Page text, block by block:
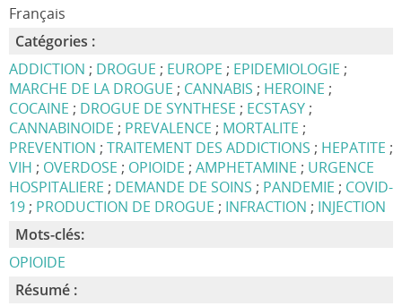
Français
Catégories :
ADDICTION ; DROGUE ; EUROPE ; EPIDEMIOLOGIE ;
MARCHE DE LA DROGUE ; CANNABIS ; HEROINE ;
COCAINE ; DROGUE DE SYNTHESE ; ECSTASY;
CANNABINOIDE ; PREVALENCE ; MORTALITE ;
PREVENTION ; TRAITEMENT DES ADDICTIONS ; HEPATITE ;
VIH ; OVERDOSE ; OPIOIDE ; AMPHETAMINE ; URGENCE
HOSPITALIERE ; DEMANDE DE SOINS ; PANDEMIE ; COVID-
19; PRODUCTION DE DROGUE ; INFRACTION ; INJECTION
Mots-clés:
OPIOIDE
Résumé :